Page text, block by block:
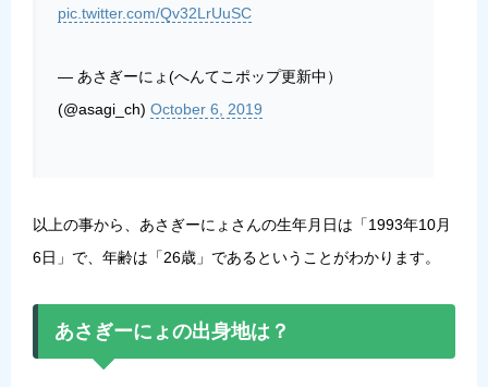
pic.twitter.com/Qv32LrUuSC
— あさぎーにょ(へんてこポップ更新中）
(@asagi_ch) October 6, 2019
以上の事から、あさぎーにょさんの生年月日は「1993年10月
6日 」で、年齢は「26歳 」であるということがわかります。
あさぎーにょの出身地は？